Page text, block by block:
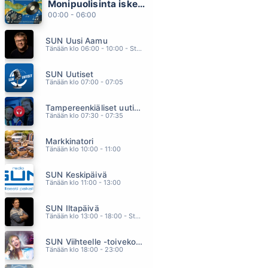
AUBERGE
JOS SUA EI HUOMENNA OIS
SÄ VOITIT JO
Monipuolisinta iskelmää ja parasta poppia
00:00 - 06:00
SUN Uusi Aamu
Tänään klo 06:00 - 10:00 - Studiossa: Kimmo Hoivassilta
SUN Uutiset
Tänään klo 07:00 - 07:05
Tampereenkiäliset uutiset
Tänään klo 07:30 - 07:35
Markkinatori
Tänään klo 10:00 - 11:00
SUN Keskipäivä
Tänään klo 11:00 - 13:00
SUN Iltapäivä
Tänään klo 13:00 - 18:00 - Studiossa: Kaisu Lämsä
SUN Viihteelle -toivekonsertti
Tänään klo 18:00 - 23:00